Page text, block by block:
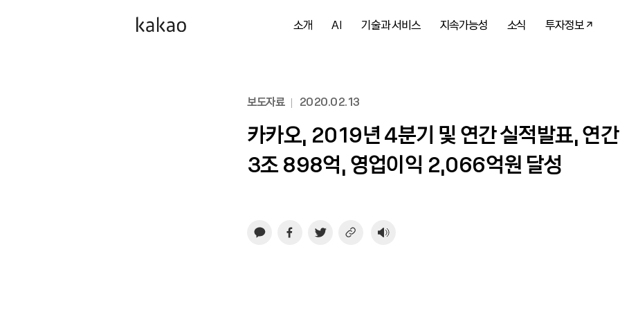
소개 AI 기술과 서비스 지속가능성 소식 투자정보
보도자료 2020.02.13
카카오, 2019년 4분기 및 연간 실적발표, 연
3조 898억, 영업이익 2,066억원 달성